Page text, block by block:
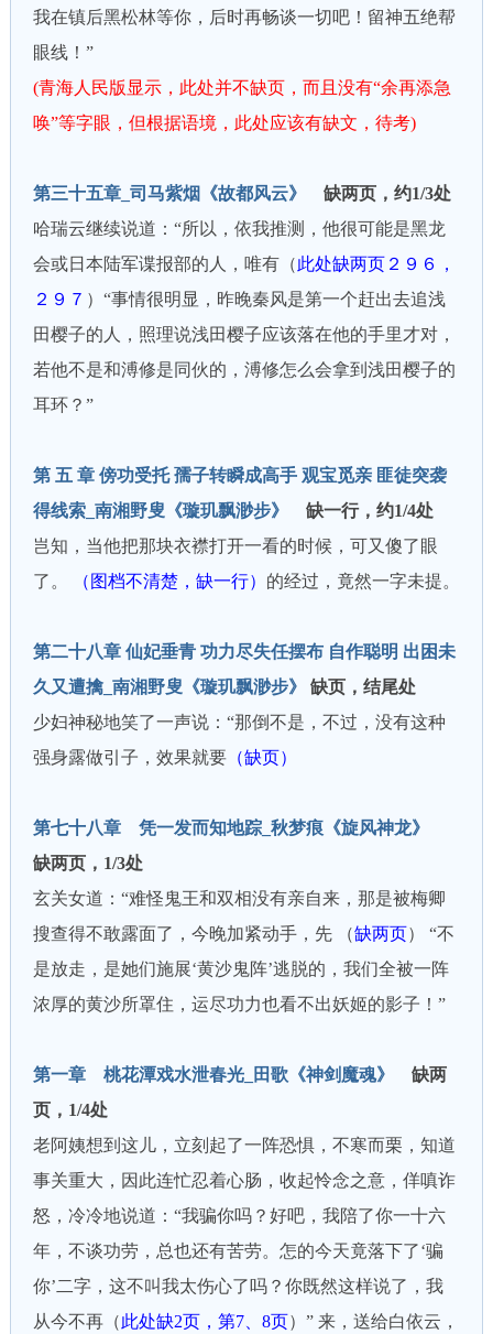
我在镇后黑松林等你，后时再畅谈一切吧！留神五绝帮
眼线！”
(青海人民版显示，此处并不缺页，而且没有“余再添急
唤”等字眼，但根据语境，此处应该有缺文，待考)
第三十五章_司马紫烟《故都风云》
缺两页，约1/3处
哈瑞云继续说道：“所以，依我推测，他很可能是黑龙
会或日本陆军谍报部的人，唯有（此处缺两页２９６，
２９７ ）“事情很明显，昨晚秦风是第一个赶出去追浅
田樱子的人，照理说浅田樱子应该落在他的手里才对，
若他不是和溥修是同伙的，溥修怎么会拿到浅田樱子的
耳环？”
第 五 章 傍功受托 孺子转瞬成高手 观宝觅亲 匪徒突袭
得线索_南湘野叟《璇玑飘渺步》
缺一行，约1/4处
岂知，当他把那块衣襟打开一看的时候，可又傻了眼
了。
（图档不清楚，缺一行） 的经过，竟然一字未提。
第二十八章 仙妃垂青 功力尽失任摆布 自作聪明 出困未
久又遭擒_南湘野叟《璇玑飘渺步》
缺页，结尾处
少妇神秘地笑了一声说：“那倒不是，不过，没有这种
强身露做引子，效果就要（缺页）
第七十八章 凭一发而知地踪_秋梦痕《旋风神龙》
缺两页，1/3处
玄关女道：“难怪鬼王和双相没有亲自来，那是被梅卿
搜查得不敢露面了，今晚加紧动手，先 （缺两页） “不
是放走，是她们施展‘黄沙鬼阵’逃脱的，我们全被一阵
浓厚的黄沙所罩住，运尽功力也看不出妖姬的影子！”
第一章 桃花潭戏水泄春光_田歌《神剑魔魂》
缺两
页，1/4处
老阿姨想到这儿，立刻起了一阵恐惧，不寒而栗，知道
事关重大，因此连忙忍着心肠，收起怜念之意，佯嗔诈
怒，冷冷地说道：“我骗你吗？好吧，我陪了你一十六
年，不谈功劳，总也还有苦劳。怎的今天竟落下了‘骗
你’二字，这不叫我太伤心了吗？你既然这样说了，我
从今不再（此处缺2页，第7、8页）” 来，送给白依云，